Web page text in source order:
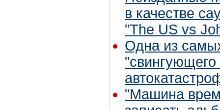
в качестве
"The US vs
Одна из
"Машина